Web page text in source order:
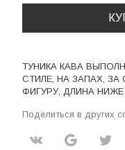
ТУНИКА КАВА
СТИЛЕ, НА ЗАПАХ,
ФИГУРУ, ДЛИНА
Поделиться в других